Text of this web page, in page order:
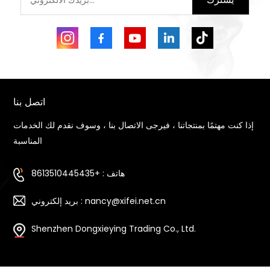
اتصل بنا
إذا كنت مهتمًا بمنتجاتنا ، فيرجى الاتصال بنا ، وسوف نقدم لك الخدمات
المناسبة
هاتف : +8613510445435
بريد إلكتروني : nancy@xifei.net.cn
Shenzhen Dongxieying Trading Co., Ltd.